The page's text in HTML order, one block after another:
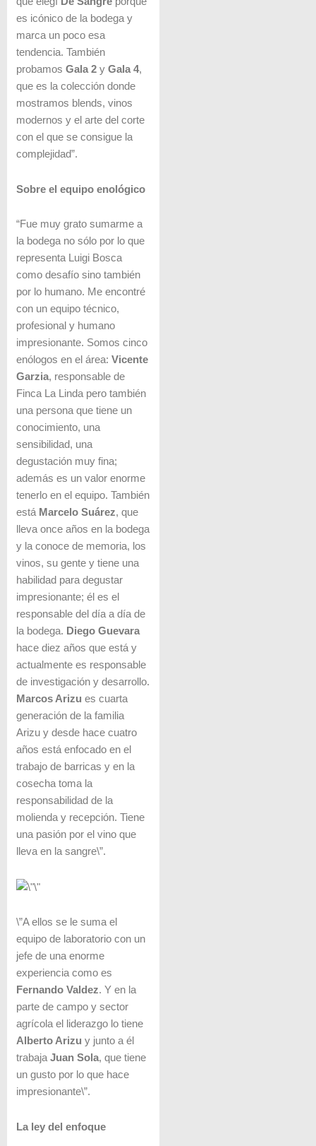
es icónico de la bodega y
marca un poco esa
tendencia. También
probamos Gala 2y Gala 4,
que es la colección donde
mostramos blends, vinos
modernos y el arte del corte
con el que se consigue la
complejidad”.
Sobre el equipo enológico
“Fue muy grato sumarme a
la bodega no sólo por lo que
representa Luigi Bosca
como desafío sino también
por lo humano. Me encontré
con un equipo técnico,
profesional y humano
impresionante. Somos cinco
enólogos en el área: Vicente
Garzia, responsable de
Finca La Linda pero también
una persona que tiene un
conocimiento, una
sensibilidad, una
degustación muy fina;
además es un valor enorme
tenerlo en el equipo. También
está Marcelo Suárez, que
lleva once años en la bodega
y la conoce de memoria, los
vinos, su gente y tiene una
habilidad para degustar
impresionante; él es el
responsable del día a día de
la bodega. Diego Guevara
hace diez años que está y
actualmente es responsable
de investigación y desarrollo.
Marcos Arizu es cuarta
generación de la familia
Arizu y desde hace cuatro
años está enfocado en el
trabajo de barricas y en la
cosecha toma la
responsabilidad de la
molienda y recepción. Tiene
una pasión por el vino que
lleva en la sangre\”.
\”A ellos se le suma el
equipo de laboratorio con un
jefe de una enorme
experiencia como es
Fernando Valdez. Y en la
parte de campo y sector
agrícola el liderazgo lo tiene
Alberto Arizu y junto a él
trabajaJuan Sola, que tiene
un gusto por lo que hace
impresionante\”.
La ley del enfoque